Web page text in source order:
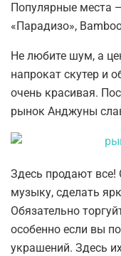
Популярные места
«Парадизо»,
Не любите шум, а
напрокат скутер и
очень красивая.
рынок Анджуны
Здесь продают
музыку, сделать
Обязательно
особенно если вы
украшений. Здесь